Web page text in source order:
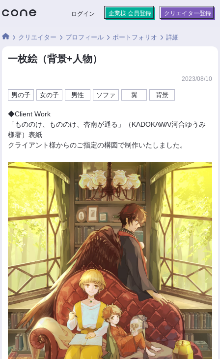
ログイン 企業様 会員登録 クリエイター登録
クリエイター プロフィール ポートフォリオ 詳細
一枚絵（背景+人物）
2023/08/10
男の子 女の子 男性 ソファ 翼 背景
◆Client Work
「もののけ、もののけ、杏南が通る」（KADOKAWA/河合ゆうみ
様著）表紙
クライアント様からのご指定の構図で制作いたしました。